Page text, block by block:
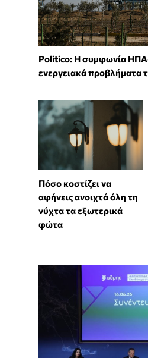
Politico: Η συμφωνία ΗΠΑ-
ενεργειακά προβλήματα
Πόσο κοστίζει να
αφήνεις ανοιχτά όλη τη
νύχτα τα εξωτερικά
φώτα